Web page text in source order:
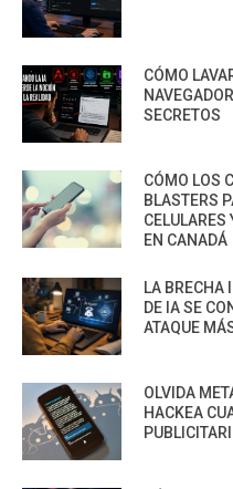
CÓMO
SECRETOS
CÓMO LOS
BLASTERS
CELULARES
EN CANADÁ
LA BRECHA
DE IA SE
ATAQUE
OLVIDA
HACKEA